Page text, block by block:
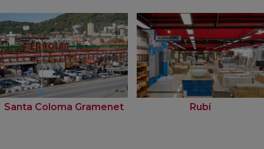
Santa Coloma Gramenet Rubí